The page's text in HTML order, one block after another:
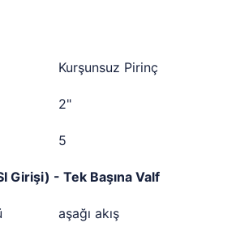
Kurşunsuz Pirinç
2"
5
Girişi) - Tek Başına Valf
aşağı akış